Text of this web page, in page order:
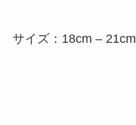
サイズ：18cm – 21cm